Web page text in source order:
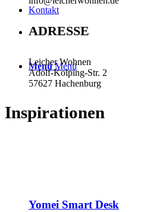
Kontakt
Menü Menü
ADRESSE
Leicher Wohnen
Adolf-Kolping-Str. 2
57627 Hachenburg
Inspirationen
Yomei Smart Desk